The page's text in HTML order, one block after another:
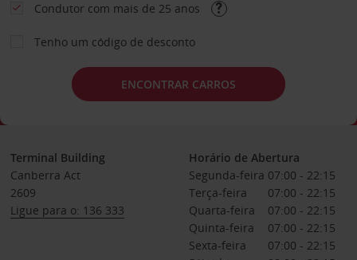
Condutor com mais de 25 anos
Tenho um código de desconto
ENCONTRAR CARROS
Terminal Building
Canberra Act
2609
Ligue para o: 136 333
Horário de Abertura
Segunda-feira 07:00 - 22:15
Terça-feira
07:00 - 22:15
Quarta-feira
07:00 - 22:15
Quinta-feira
07:00 - 22:15
Sexta-feira
07:00 - 22:15